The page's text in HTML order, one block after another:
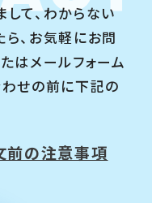
て、わからない
、お気軽にお問
はメールフォーム
わせの前に下記の
前の注意事項